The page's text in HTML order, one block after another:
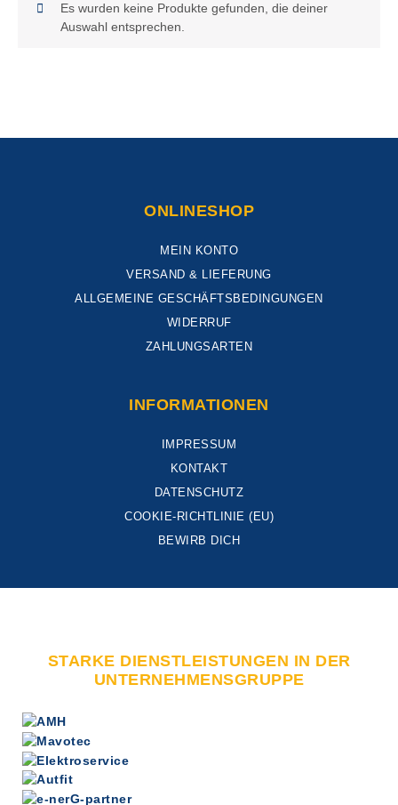
Es wurden keine Produkte gefunden, die deiner
Auswahl entsprechen.
ONLINESHOP
MEIN KONTO
VERSAND & LIEFERUNG
ALLGEMEINE GESCHÄFTSBEDINGUNGEN
WIDERRUF
ZAHLUNGSARTEN
INFORMATIONEN
IMPRESSUM
KONTAKT
DATENSCHUTZ
COOKIE-RICHTLINIE (EU)
BEWIRB DICH
STARKE DIENSTLEISTUNGEN IN DER
UNTERNEHMENSGRUPPE